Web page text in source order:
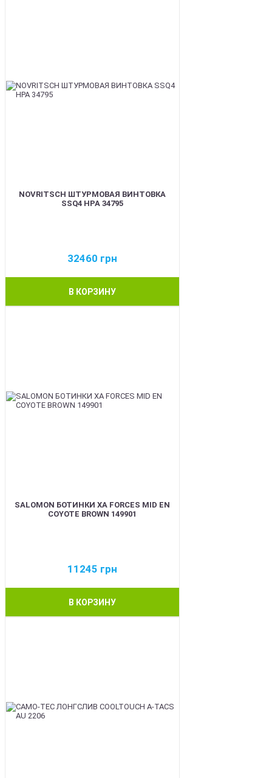
NOVRITSCH ШТУРМОВАЯ ВИНТОВКА
SSQ4 HPA 34795
32460 грн
В КОРЗИНУ
SALOMON БОТИНКИ XA FORCES MID EN
COYOTE BROWN 149901
11245 грн
В КОРЗИНУ